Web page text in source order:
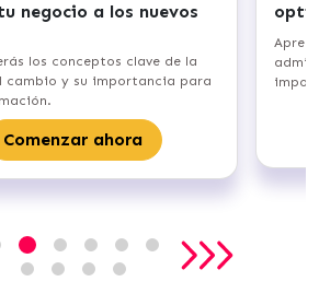
optimiza tus procesos
administración de inventarios y su
importancia para tu emprendimiento.
Comenzar ahora